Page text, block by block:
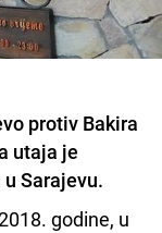
protiv Bakira
utaja je
Sarajevu.
godine, u